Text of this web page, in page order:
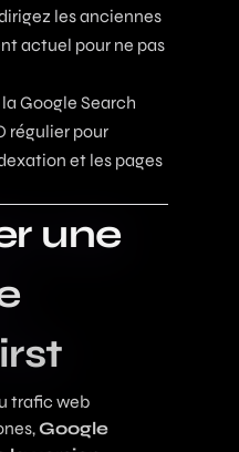
les anciennes
actuel pour ne pas
Google Search
régulier pour
et les pages
une
trafic web
Google